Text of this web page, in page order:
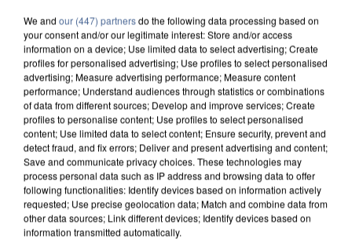
We and our (447) partnersdo the following data processing based on
your consent and/or our legitimate interest: Store and/or access
information on a device; Use limited data to select advertising; Create
profiles for personalised advertising; Use profiles to select personalised
advertising; Measure advertising performance; Measure content
performance; Understand audiences through statistics or combinations
of data from different sources; Develop and improve services; Create
profiles to personalise content; Use profiles to select personalised
content; Use limited data to select content; Ensure security, prevent and
detect fraud, and fix errors; Deliver and present advertising and content;
Save and communicate privacy choices. These technologies may
process personal data such as IP address and browsing data to offer
following functionalities: Identify devices based on information actively
requested; Use precise geolocation data; Match and combine data from
other data sources; Link different devices; Identify devices based on
information transmitted automatically.